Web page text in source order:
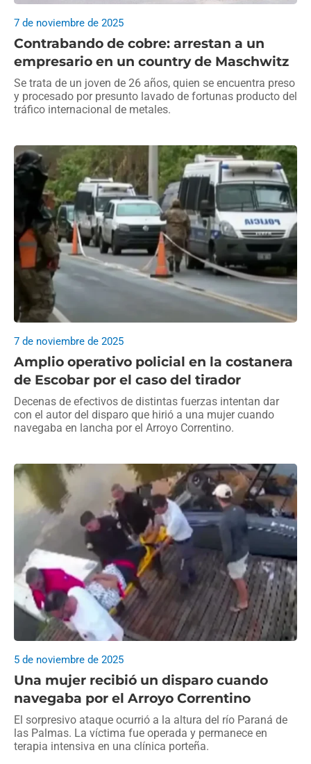
Contrabando de cobre: arrestan a un
empresario en un country de Maschwitz
7 de noviembre de 2025
Se trata de un joven de 26 años, quien se encuentra preso
y procesado por presunto lavado de fortunas producto del
tráfico internacional de metales.
Amplio operativo policial en la costanera
de Escobar por el caso del tirador
7 de noviembre de 2025
Decenas de efectivos de distintas fuerzas intentan dar
con el autor del disparo que hirió a una mujer cuando
navegaba en lancha por el Arroyo Correntino.
Una mujer recibió un disparo cuando
navegaba por el Arroyo Correntino
5 de noviembre de 2025
El sorpresivo ataque ocurrió a la altura del río Paraná de
las Palmas. La víctima fue operada y permanece en
terapia intensiva en una clínica porteña.